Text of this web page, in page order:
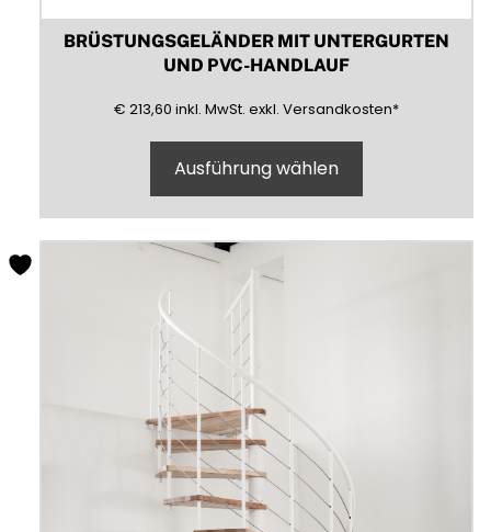
BRÜSTUNGSGELÄNDER MIT UNTERGURTEN
UND PVC-HANDLAUF
€ 213,60 213,60
inkl. (inklusive)
MwSt. (Mehrwertsteuer)
exkl. (exklusive)
Versandkosten*
Ausführung wählen